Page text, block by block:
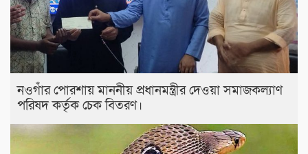
নওগাঁর পোরশায় মাননীয় প্রধানমন্ত্রীর দেওয়া সমাজকল্যাণ
পরিষদ কর্তৃক চেক বিতরণ।